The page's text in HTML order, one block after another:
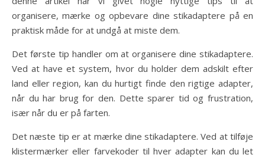
organisere, mærke og opbevare dine stikadaptere på en
praktisk måde for at undgå at miste dem.
Det første tip handler om at organisere dine stikadaptere.
Ved at have et system, hvor du holder dem adskilt efter
land eller region, kan du hurtigt finde den rigtige adapter,
når du har brug for den. Dette sparer tid og frustration,
især når du er på farten.
Det næste tip er at mærke dine stikadaptere. Ved at tilføje
klistermærker eller farvekoder til hver adapter kan du let